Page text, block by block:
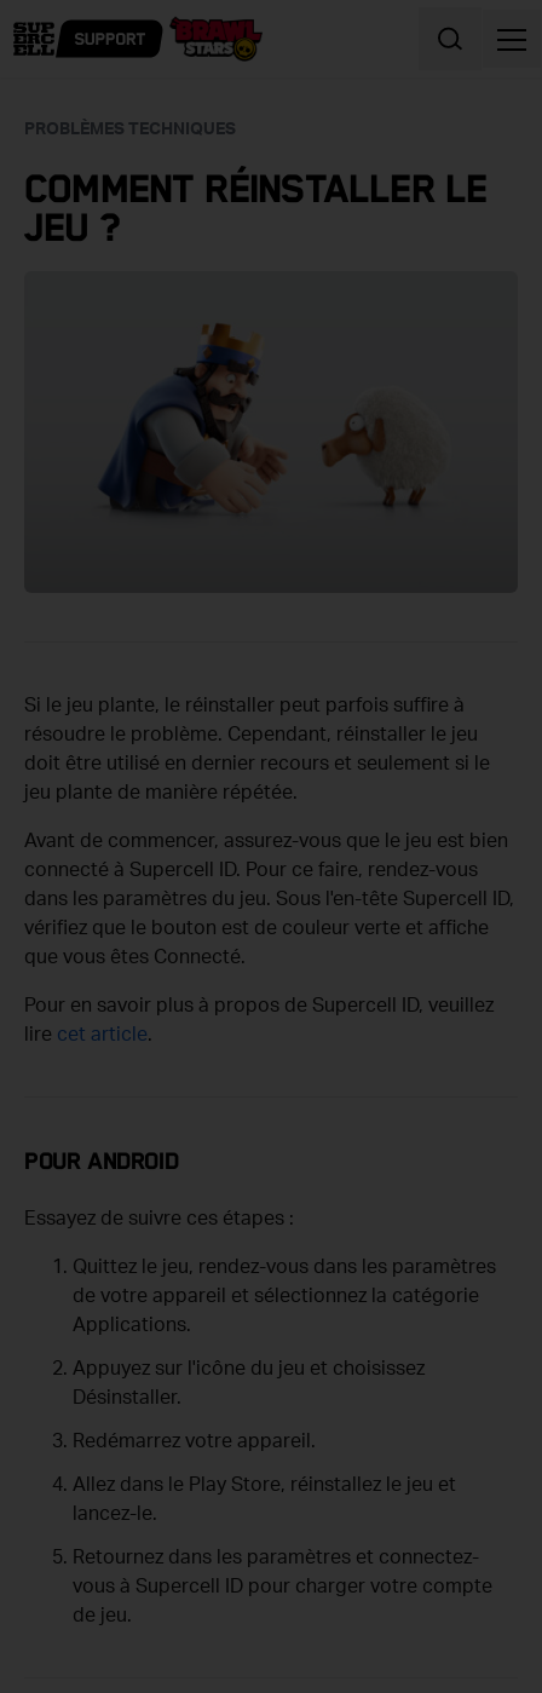
Skip to content
COMMENT RÉINSTALLER LE
JEU ?
PROBLÈMES TECHNIQUES
Si le jeu plante, le réinstaller peut parfois suffire à
résoudre le problème. Cependant, réinstaller le jeu
doit être utilisé en dernier recours et seulement si le
jeu plante de manière répétée.
Avant de commencer, assurez-vous que le jeu est bien
connecté à Supercell ID. Pour ce faire, rendez-vous
dans les paramètres du jeu. Sous l'en-tête Supercell ID,
vérifiez que le bouton est de couleur verte et affiche
que vous êtes Connecté.
Pour en savoir plus à propos de Supercell ID, veuillez
lire cet article.
POUR ANDROID
Essayez de suivre ces étapes :
Quittez le jeu, rendez-vous dans les paramètres
de votre appareil et sélectionnez la catégorie
Applications.
Appuyez sur l'icône du jeu et choisissez
Désinstaller.
Redémarrez votre appareil.
Allez dans le Play Store, réinstallez le jeu et
lancez-le.
Retournez dans les paramètres et connectez-
vous à Supercell ID pour charger votre compte
de jeu.